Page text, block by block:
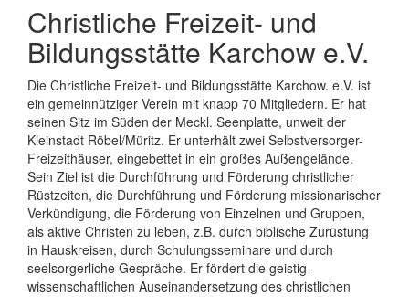
Christliche Freizeit- und
Bildungsstätte Karchow e.V.
Die Christliche Freizeit- und Bildungsstätte Karchow. e.V. ist
ein gemeinnütziger Verein mit knapp 70 Mitgliedern. Er hat
seinen Sitz im Süden der Meckl. Seenplatte, unweit der
Kleinstadt Röbel/Müritz. Er unterhält zwei Selbstversorger-
Freizeithäuser, eingebettet in ein großes Außengelände.
Sein Ziel ist die Durchführung und Förderung christlicher
Rüstzeiten, die Durchführung und Förderung missionarischer
Verkündigung, die Förderung von Einzelnen und Gruppen,
als aktive Christen zu leben, z.B. durch biblische Zurüstung
in Hauskreisen, durch Schulungsseminare und durch
seelsorgerliche Gespräche. Er fördert die geistig-
wissenschaftlichen Auseinandersetzung des christlichen